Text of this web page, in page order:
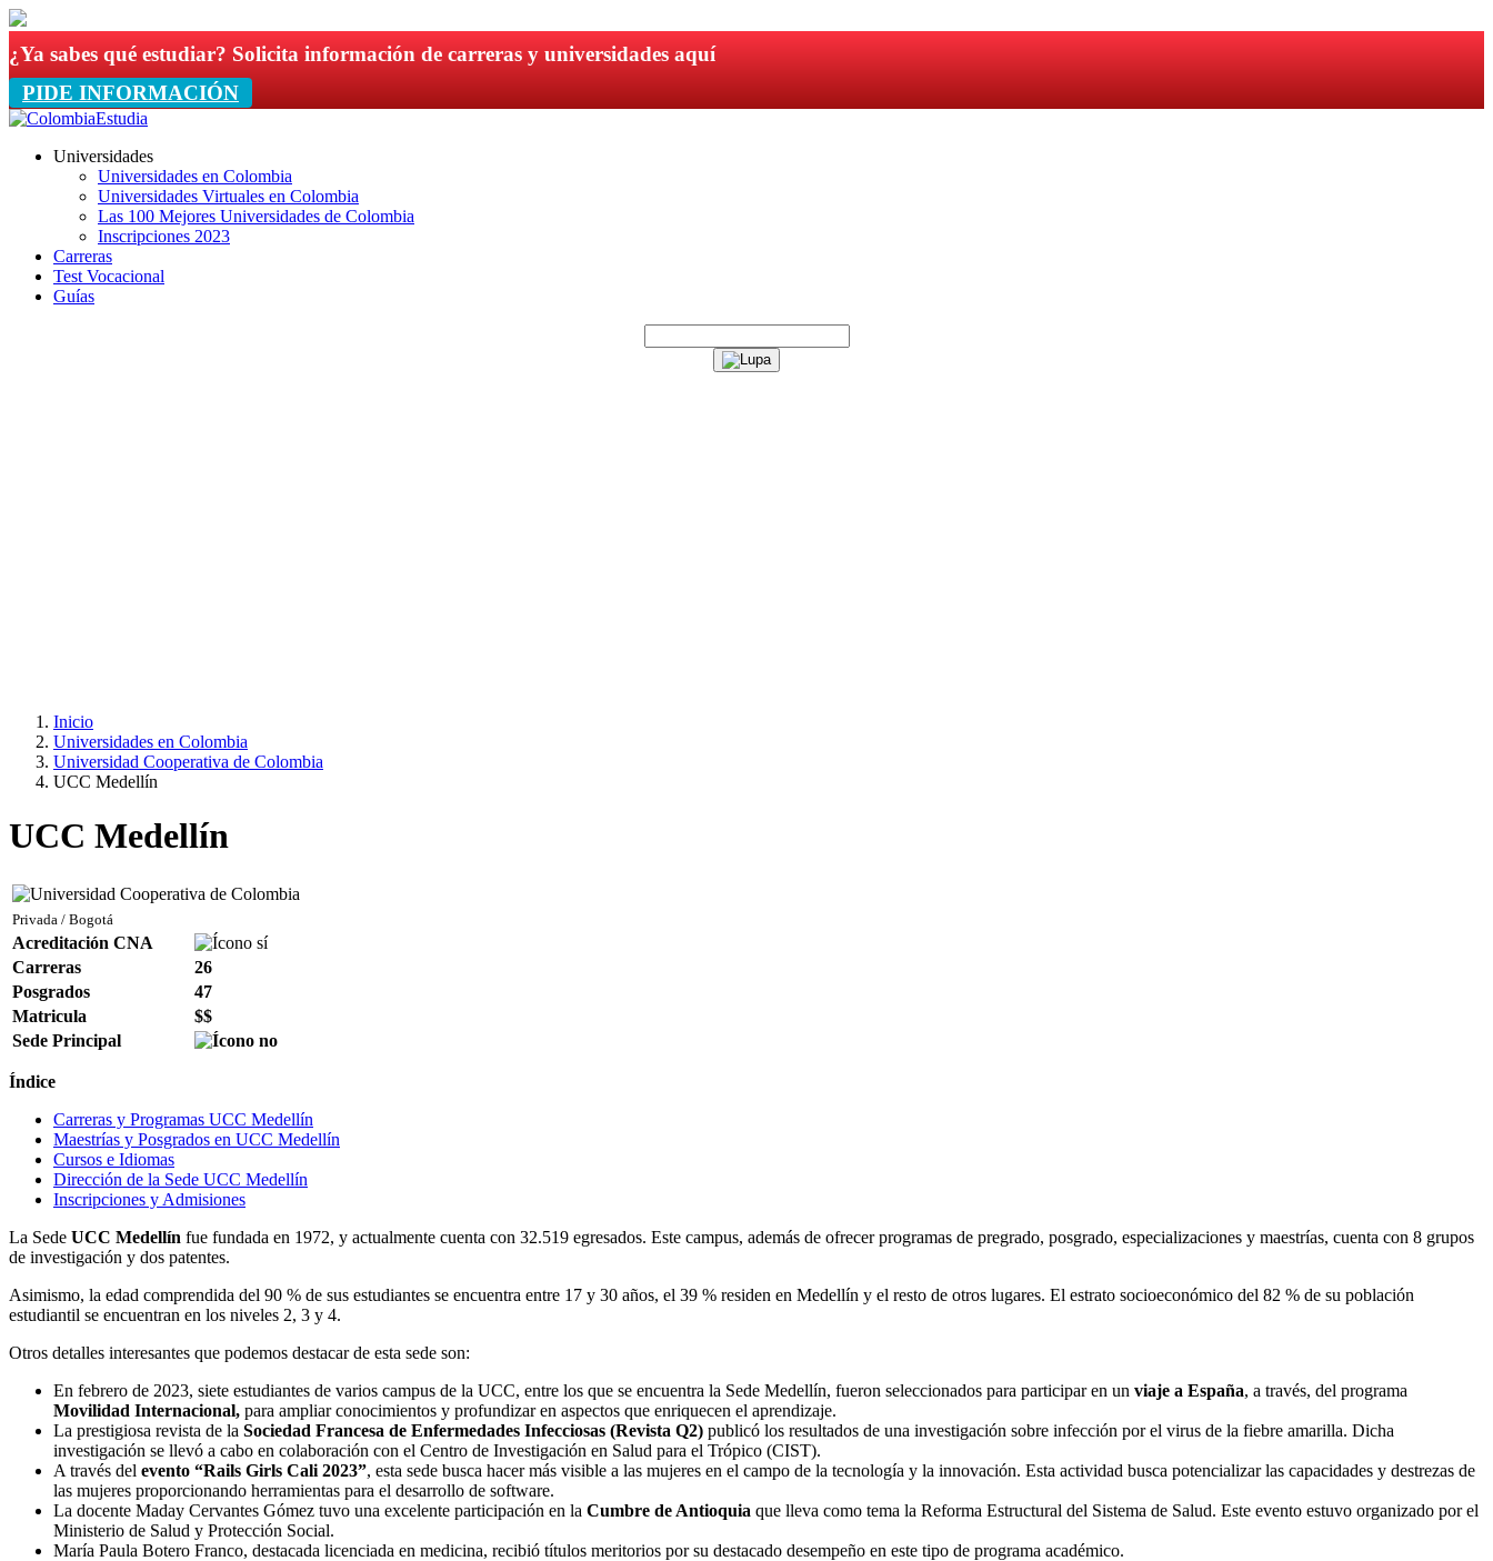
¿Ya sabes qué estudiar? Solicita información de carreras y universidades aquí
PIDE INFORMACIÓN
Universidades
Universidades en Colombia
Universidades Virtuales en Colombia
Las 100 Mejores Universidades de Colombia
Inscripciones 2023
Carreras
Test Vocacional
Guías
Inicio
Universidades en Colombia
Universidad Cooperativa de Colombia
UCC Medellín
UCC Medellín
Privada / Bogotá
Acreditación CNA
Carreras
26
Posgrados
47
Matricula
$$
Sede Principal
Índice
Carreras y Programas UCC Medellín
Maestrías y Posgrados en UCC Medellín
Cursos e Idiomas
Dirección de la Sede UCC Medellín
Inscripciones y Admisiones
La Sede UCC Medellín fue fundada en 1972, y actualmente cuenta con 32.519 egresados. Este campus, además de ofrecer programas de pregrado, posgrado, especializaciones y maestrías, cuenta con 8 grupos
de investigación y dos patentes.
Asimismo, la edad comprendida del 90 % de sus estudiantes se encuentra entre 17 y 30 años, el 39 % residen en Medellín y el resto de otros lugares. El estrato socioeconómico del 82 % de su población
estudiantil se encuentran en los niveles 2, 3 y 4.
Otros detalles interesantes que podemos destacar de esta sede son:
En febrero de 2023, siete estudiantes de varios campus de la UCC, entre los que se encuentra la Sede Medellín, fueron seleccionados para participar en un viaje a España, a través, del programa
Movilidad Internacional, para ampliar conocimientos y profundizar en aspectos que enriquecen el aprendizaje.
La prestigiosa revista de la Sociedad Francesa de Enfermedades Infecciosas (Revista Q2) publicó los resultados de una investigación sobre infección por el virus de la fiebre amarilla. Dicha
investigación se llevó a cabo en colaboración con el Centro de Investigación en Salud para el Trópico (CIST).
A través del evento “Rails Girls Cali 2023”, esta sede busca hacer más visible a las mujeres en el campo de la tecnología y la innovación. Esta actividad busca potencializar las capacidades y destrezas de
las mujeres proporcionando herramientas para el desarrollo de software.
La docente Maday Cervantes Gómez tuvo una excelente participación en la Cumbre de Antioquia que lleva como tema la Reforma Estructural del Sistema de Salud. Este evento estuvo organizado por el
Ministerio de Salud y Protección Social.
María Paula Botero Franco, destacada licenciada en medicina, recibió títulos meritorios por su destacado desempeño en este tipo de programa académico.